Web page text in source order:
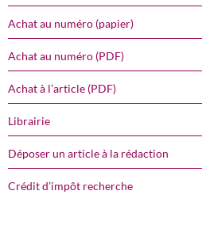
Achat au numéro (papier)
Achat au numéro (PDF)
Achat à l’article (PDF)
Librairie
Déposer un article à la rédaction
Crédit d’impôt recherche